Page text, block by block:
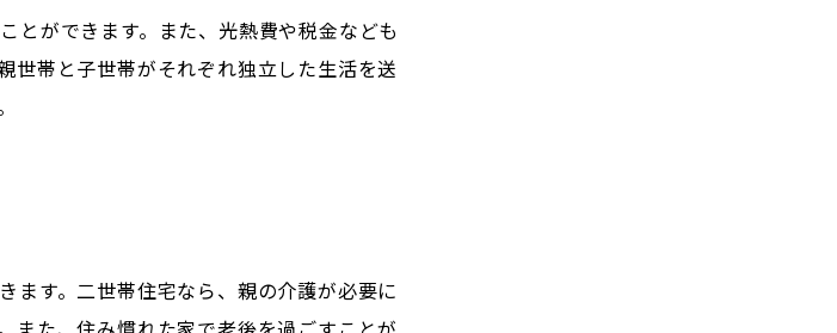
とができます。また、光熱費や税金なども
世帯と子世帯がそれぞれ独立した生活を送
ます。二世帯住宅なら、親の介護が必要に